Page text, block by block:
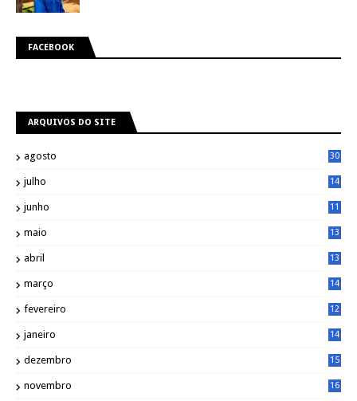
FACEBOOK
ARQUIVOS DO SITE
agosto 30
julho
14
junho
11
maio
13
abril
13
março
14
fevereiro
12
janeiro
14
dezembro
15
novembro
16